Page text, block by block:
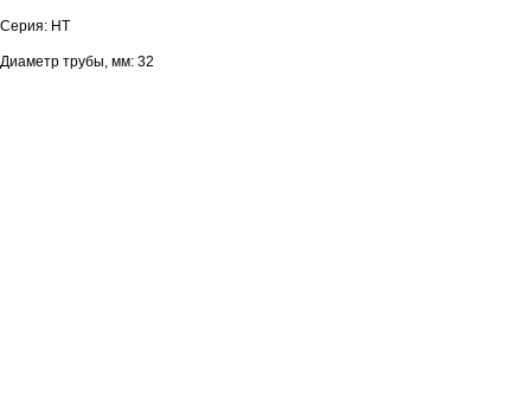
Серия: HT
Диаметр трубы, мм: 32